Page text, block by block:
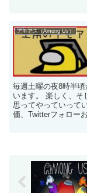
アモアス（Among Us）
毎週土曜の夜8時半
います。 楽しく、そ
思ってやっていって
価、Twitterフォロー